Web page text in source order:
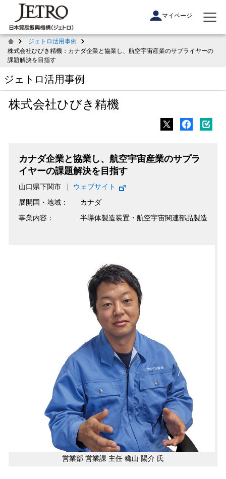
マイページ
ジェトロ活用事例
株式会社ひびき精機：カナダ企業と協業し、航空宇宙産業のサプライヤーの
課題解決を目指す
ジェトロ活用事例
株式会社ひびき精機
カナダ企業と協業し、航空宇宙産業のサプラ
イヤーの課題解決を目指す
山口県下関市
ウェブサイト
展開国・地域：
カナダ
事業内容：
半導体製造装置・航空宇宙関連部品製造
営業部 営業課 主任 穐山 陽介 氏